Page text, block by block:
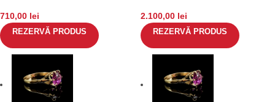
710,00 lei
REZERVĂ PRODUS
2.100,00 lei
REZERVĂ PRODUS